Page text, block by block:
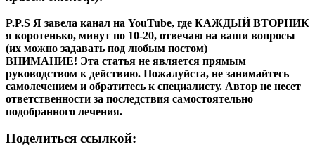
P.P.S Я завела канал на YouTube, где КАЖДЫЙ ВТОРНИК
я коротенько, минут по 10-20, отвечаю на ваши вопросы
(их можно задавать под любым постом)
ВНИМАНИЕ! Эта статья не является прямым
руководством к действию. Пожалуйста, не занимайтесь
самолечением и обратитесь к специалисту. Автор не несет
ответственности за последствия самостоятельно
подобранного лечения.
Поделиться ссылкой: